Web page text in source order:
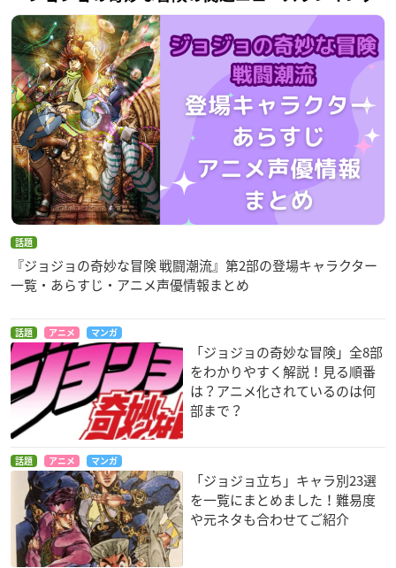
話題
『ジョジョの奇妙な冒険 戦闘潮流』第2部の登場キャラクター
一覧・あらすじ・アニメ声優情報まとめ
話題 アニメ マンガ
「ジョジョの奇妙な冒険」全8部
をわかりやすく解説！見る順番
は？アニメ化されているのは何
部まで？
話題 アニメ マンガ
「ジョジョ立ち」キャラ別23選
を一覧にまとめました！難易度
や元ネタも合わせてご紹介